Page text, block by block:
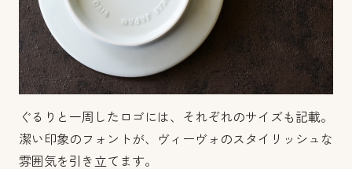
ぐるりと一周したロゴには、それぞれのサイズも記載。
潔い印象のフォントが、ヴィーヴォのスタイリッシュな
雰囲気を引き立てます。